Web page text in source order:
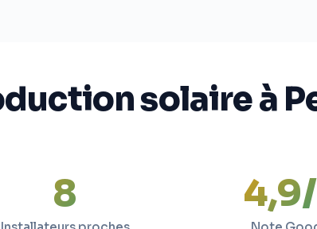
solaire à
9